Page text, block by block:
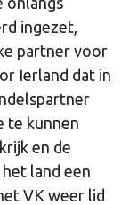
ingezet,
partner voor
Ierland dat in
te kunnen
en de
land een
VK weer lid